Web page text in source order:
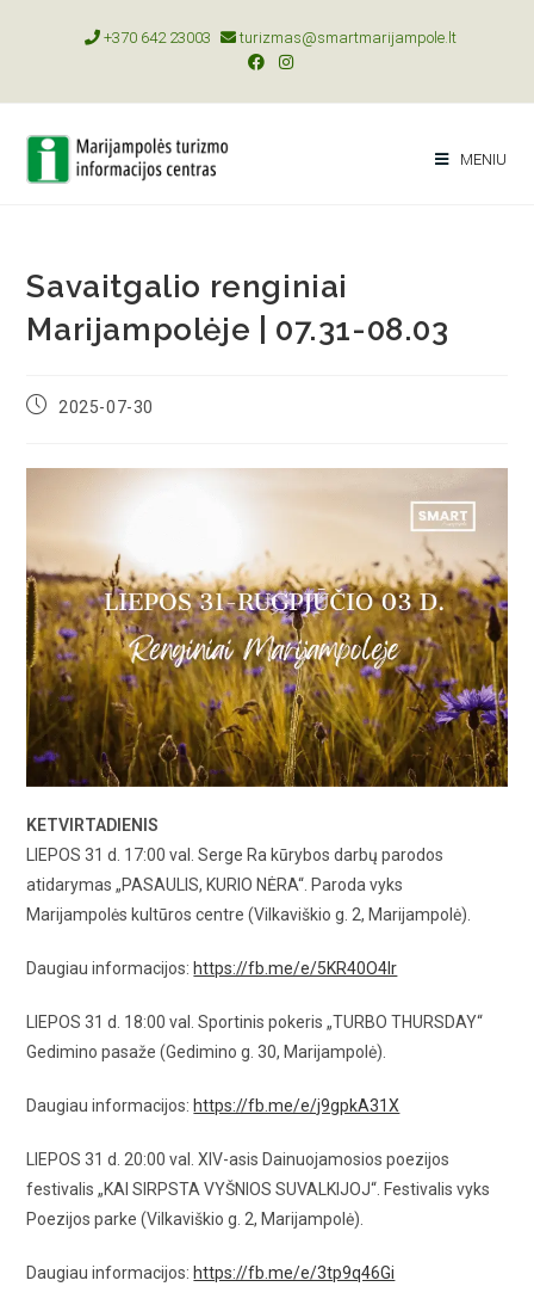
+370 642 23003 turizmas@smartmarijampole.lt
MENIU
Savaitgalio renginiai
Marijampolėje | 07.31-08.03
2025-07-30
KETVIRTADIENIS
LIEPOS 31 d. 17:00 val. Serge Ra kūrybos darbų parodos
atidarymas „PASAULIS, KURIO NĖRA“. Paroda vyks
Marijampolės kultūros centre (Vilkaviškio g. 2, Marijampolė).
Daugiau informacijos: https://fb.me/e/5KR40O4Ir
LIEPOS 31 d. 18:00 val. Sportinis pokeris „TURBO THURSDAY“
Gedimino pasaže (Gedimino g. 30, Marijampolė).
Daugiau informacijos: https://fb.me/e/j9gpkA31X
LIEPOS 31 d. 20:00 val. XIV-asis Dainuojamosios poezijos
festivalis „KAI SIRPSTA VYŠNIOS SUVALKIJOJ“. Festivalis vyks
Poezijos parke (Vilkaviškio g. 2, Marijampolė).
Daugiau informacijos: https://fb.me/e/3tp9q46Gi